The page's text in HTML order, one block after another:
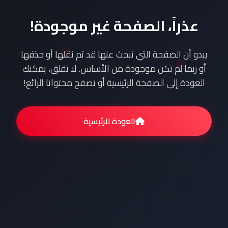
عذراً، الصفحة غير موجودة!
يبدو أن الصفحة التي تبحث عنها قد تم نقلها أو حذفها
أو ربما لم تكن موجودة من الأساس. لا تقلق، يمكنك
العودة إلى الصفحة الرئيسية أو تصفح محتوانا الرائع!
العودة للرئيسية